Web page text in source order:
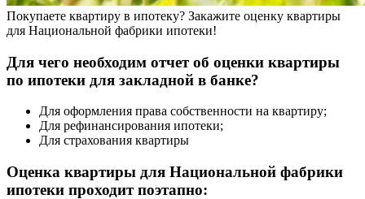
Покупаете квартиру в ипотеку? Закажите оценку квартиры
для Национальной фабрики ипотеки!
Для чего необходим отчет об оценки квартиры
по ипотеки для закладной в банке?
Для оформления права собственности на квартиру;
Для рефинансирования ипотеки;
Для страхования квартиры
Оценка квартиры для Национальной фабрики
ипотеки проходит поэтапно: